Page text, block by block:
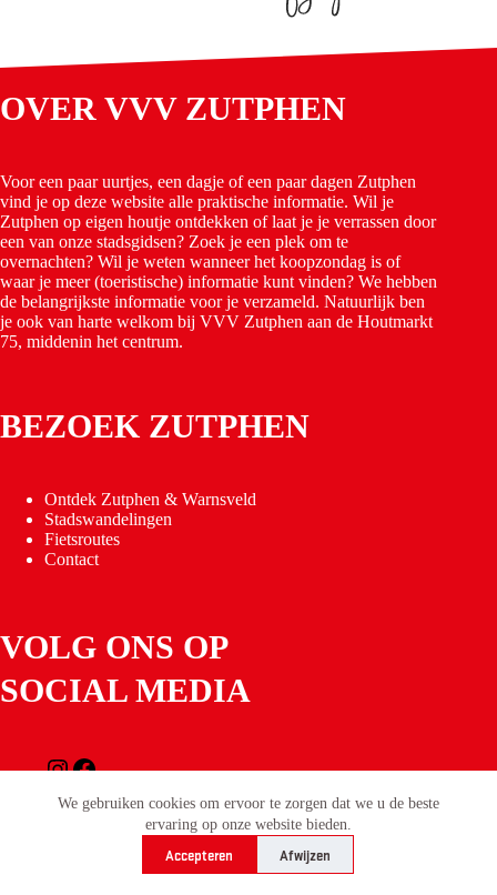
We gebruiken cookies om ervoor te zorgen dat we u de beste
ervaring op onze website bieden.
Accepteren Afwijzen
OVER VVV ZUTPHEN
Voor een paar uurtjes, een dagje of een paar dagen Zutphen
vind je op deze website alle praktische informatie. Wil je
Zutphen op eigen houtje ontdekken of laat je je verrassen door
een van onze stadsgidsen? Zoek je een plek om te
overnachten? Wil je weten wanneer het koopzondag is of
waar je meer (toeristische) informatie kunt vinden? We hebben
de belangrijkste informatie voor je verzameld. Natuurlijk ben
je ook van harte welkom bij VVV Zutphen aan de Houtmarkt
75, middenin het centrum.
BEZOEK ZUTPHEN
Ontdek Zutphen & Warnsveld
Stadswandelingen
Fietsroutes
Contact
VOLG ONS OP
SOCIAL MEDIA
Instagram
Copyright © 2026 Stichting Zutphen Promotie-
Privacyverklaring
- Ontwikkeld door Best4u Media